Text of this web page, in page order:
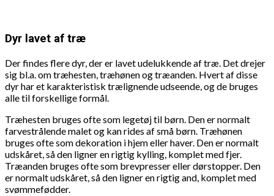
Dyr lavet af træ
Der findes flere dyr, der er lavet udelukkende af træ. Det drejer
sig bl.a. om træhesten, træhønen og træanden. Hvert af disse
dyr har et karakteristisk trælignende udseende, og de bruges
alle til forskellige formål.
Træhesten bruges ofte som legetøj til børn. Den er normalt
farvestrålende malet og kan rides af små børn. Træhønen
bruges ofte som dekoration i hjem eller haver. Den er normalt
udskåret, så den ligner en rigtig kylling, komplet med fjer.
Træanden bruges ofte som brevpresser eller dørstopper. Den
er normalt udskåret, så den ligner en rigtig and, komplet med
svømmefødder.